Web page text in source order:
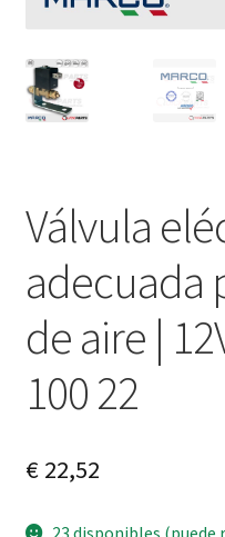
Válvula
adecuada
de aire |
100 22
€22,52